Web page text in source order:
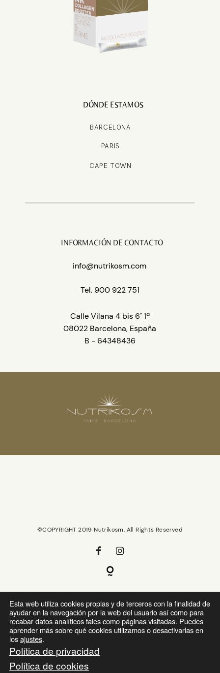
INFORMACIÓN DE CONTACTO
DÓNDE ESTAMOS
info@nutrikosm.com
BARCELONA
Tel. 900 922 751
PARIS
Calle Vilana 4 bis 6˚ 1ª
08022 Barcelona, España
B - 64348436
CAPE TOWN
©COPYRIGHT 2019 Nutrikosm. All Rights Reserved
Política de Privacidad
Política de Cookies
Condiciones de Venta
Esta web utiliza cookies propias y de terceros con la finalidad de
ayudar en la navegación por la web del usuario así como para
recabar datos analíticos tales como páginas visitadas. Puedes
aprender más sobre qué cookies utilizamos o desactivarlas en
losajustes.
Política de privacidad
Política de cookies